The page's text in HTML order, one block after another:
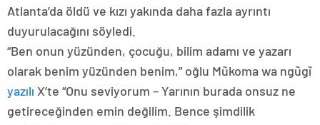
Atlanta’da öldü ve kızı yakında daha fazla ayrıntı
duyurulacağını söyledi.
“Ben onun yüzünden, çocuğu, bilim adamı ve yazarı
olarak benim yüzünden benim,” oğlu Mũkoma wa ngũgĩ
yazılı X’te “Onu seviyorum – Yarının burada onsuz ne
getireceğinden emin değilim. Bence şimdilik